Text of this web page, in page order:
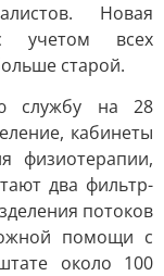
Новая
учетом всех
старой.
службу на 28
кабинеты
физиотерапии,
два фильтр-
потоков
помощи с
около 100